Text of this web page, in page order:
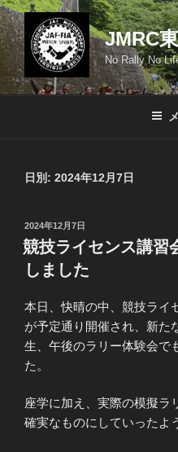
コ
ン
テ
ン
ツ
JMRC
No Rally No
日別: 2024年12月7日
投
稿
日:
2024年12月7日
競技ライセンス講習
しました
本日、快晴の中、競技ライ
が予定通り開催され、新た
生、午後のラリー体験会で
た。
座学に加え、実際の模擬ラ
確実なものにしていったよ